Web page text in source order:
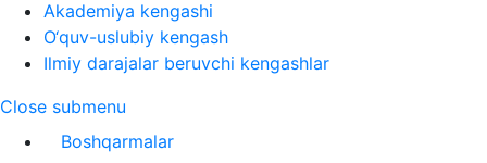
Akademiya kengashi
O‘quv-uslubiy kengash
Ilmiy darajalar beruvchi kengashlar
Close submenu
Boshqarmalar